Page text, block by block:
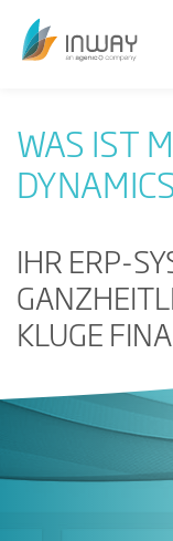
WAS IST
IHR ERP-
KLUGE